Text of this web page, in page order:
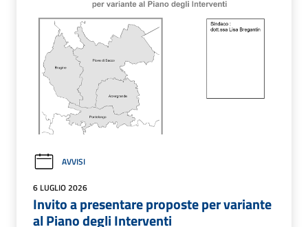
AVVISI
6 LUGLIO 2026
Invito a presentare proposte per variante
al Piano degli Interventi